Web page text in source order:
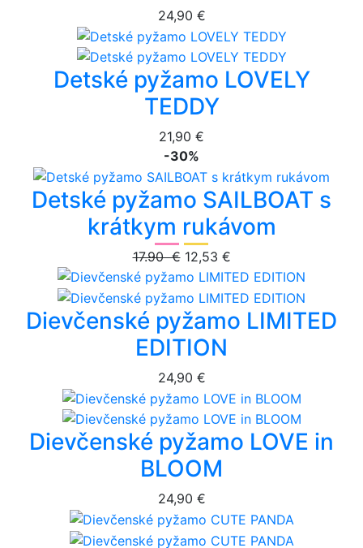
24,90 €
Detské pyžamo LOVELY
TEDDY
21,90 €
-30%
Detské pyžamo SAILBOAT s
krátkym rukávom
17.90 € 12,53 €
Dievčenské pyžamo LIMITED
EDITION
24,90 €
Dievčenské pyžamo LOVE in
BLOOM
24,90 €